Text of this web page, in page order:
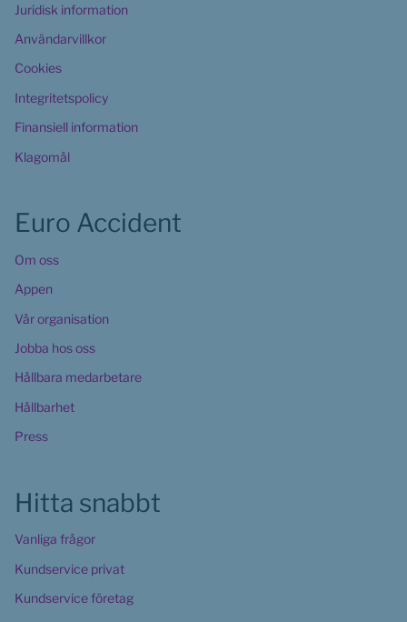
Juridisk information
Användarvillkor
Cookies
Integritetspolicy
Finansiell information
Klagomål
Euro Accident
Om oss
Appen
Vår organisation
Jobba hos oss
Hållbara medarbetare
Hållbarhet
Press
Hitta snabbt
Vanliga frågor
Kundservice privat
Kundservice företag